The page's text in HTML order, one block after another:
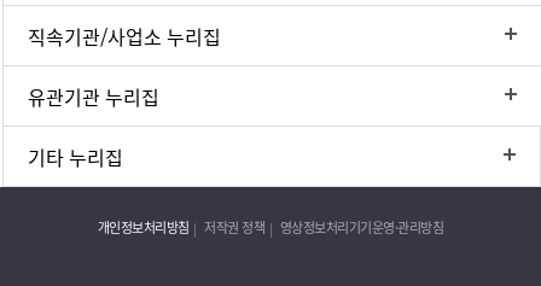
직속기관/사업소 누리집
유관기관 누리집
기타 누리집
개인정보처리방침 저작권 정책 영상정보처리기기운영·관리방침